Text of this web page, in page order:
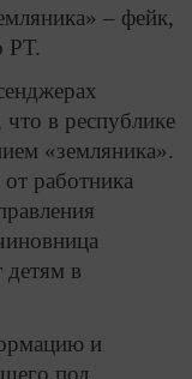
– фейк,
РТ.
в республике
«земляника».
работника
детям в
и
под